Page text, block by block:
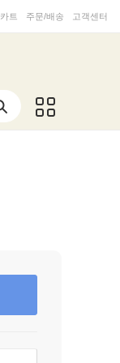
카트 주문/배송 고객센터